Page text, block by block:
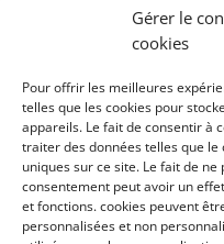
Gérer le
cookies
Pour offrir les meilleures
telles que les cookies pour
appareils. Le fait de consentir à
traiter des données telles que
uniques sur ce site. Le fait de
consentement peut avoir un
et fonctions. cookies peuvent
personnalisées et non